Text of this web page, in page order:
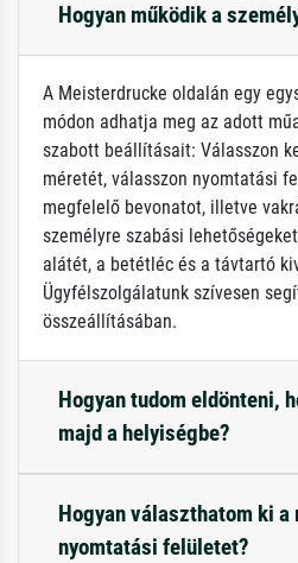
Hogyan működik a
A Meisterdrucke oldalán egy
módon adhatja meg az adott
szabott beállításait: Válasszon
méretét, válasszon nyomtatási
megfelelő bevonatot, illetve
személyre szabási
alátét, a betétléc és a távtartó
Ügyfélszolgálatunk szívesen
összeállításában.
Hogyan tudom eldönteni,
majd a helyiségbe?
Hogyan választhatom ki a
nyomtatási felületet?